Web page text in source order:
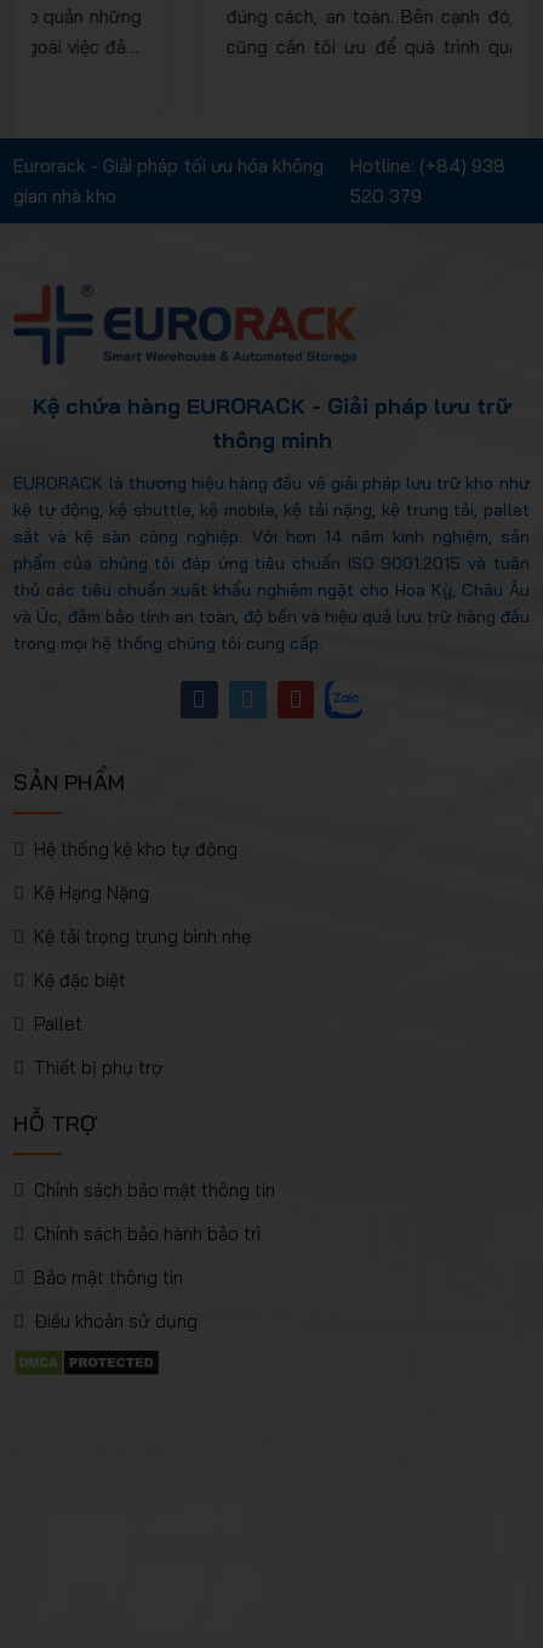
đúng cách, an toàn. Bên cạnh đó, hệ thống kệ
cũng cần tối ưu để quá trình quản lý và xuất
kệ để dược phẩm sau.
Eurorack - Giải pháp tối ưu hóa không
gian nhà kho
Hotline: (+84) 938
520 379
Kệ chứa hàng EURORACK - Giải pháp lưu trữ
thông minh
EURORACK là thương hiệu hàng đầu về giải pháp lưu trữ kho như
kệ tự động, kệ shuttle, kệ mobile, kệ tải nặng, kệ trung tải, pallet
sắt và kệ sàn công nghiệp. Với hơn 14 năm kinh nghiệm, sản
phẩm của chúng tôi đáp ứng tiêu chuẩn ISO 9001:2015 và tuân
thủ các tiêu chuẩn xuất khẩu nghiêm ngặt cho Hoa Kỳ, Châu Âu
và Úc, đảm bảo tính an toàn, độ bền và hiệu quả lưu trữ hàng đầu
trong mọi hệ thống chúng tôi cung cấp.
SẢN PHẨM
Hệ thống kệ kho tự động
Kệ Hạng Nặng
Kệ tải trọng trung bình nhẹ
Kệ đặc biệt
Pallet
Thiết bị phụ trợ
HỖ TRỢ
Chính sách bảo mật thông tin
Chính sách bảo hành bảo trì
Bảo mật thông tin
Điều khoản sử dụng